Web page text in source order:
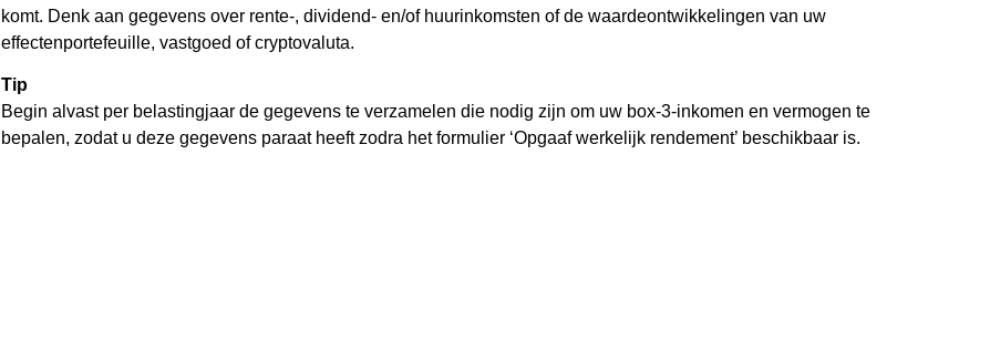
komt. Denk aan gegevens over rente-, dividend- en/of huurinkomsten of de waardeontwikkelingen van uw
effectenportefeuille, vastgoed of cryptovaluta.
Tip
Begin alvast per belastingjaar de gegevens te verzamelen die nodig zijn om uw box-3-inkomen en vermogen te
bepalen, zodat u deze gegevens paraat heeft zodra het formulier ‘Opgaaf werkelijk rendement’ beschikbaar is.